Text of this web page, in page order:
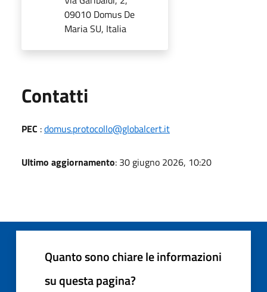
09010 Domus De
Maria SU, Italia
Contatti
PEC :domus.protocollo@globalcert.it
Ultimo aggiornamento: 30 giugno 2026, 10:20
Quanto sono chiare le informazioni
su questa pagina?